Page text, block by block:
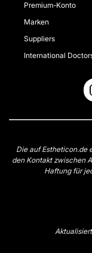
Premium-Konto
Marken
Suppliers
International
Die auf Estheticon.de
den Kontakt zwischen
Haftung für